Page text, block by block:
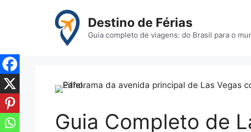
Destino de Férias
Guia completo de viagens: do Brasil para o
Guia Completo de